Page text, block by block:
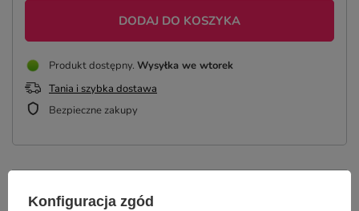
DODAJ DO KOSZYKA
Produkt dostępny Wysyłka we wtorek
Tania i szybka dostawa
Bezpieczne zakupy
Konfiguracja zgód